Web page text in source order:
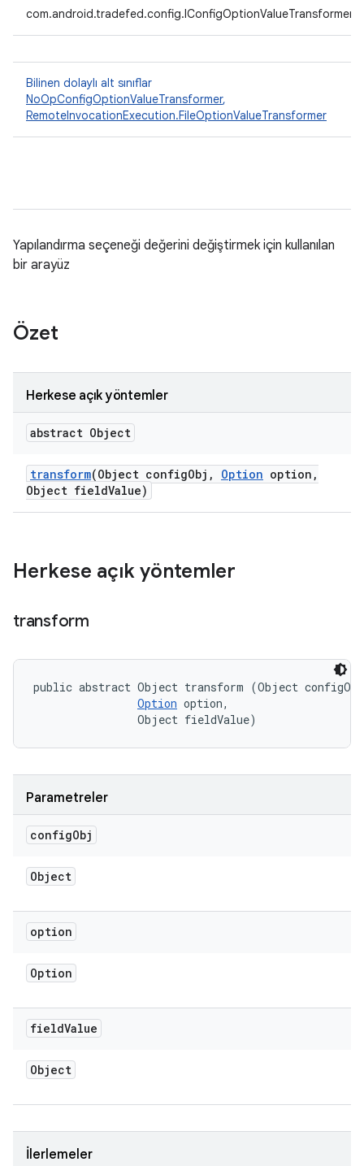
com.android.tradefed.config.IConfigOptionValueTransformer
Bilinen dolaylı alt sınıflar
NoOpConfigOptionValueTransformer,
RemoteInvocationExecution.FileOptionValueTransformer
Yapılandırma seçeneği değerini değiştirmek için kullanılan
bir arayüz
Özet
Herkese açık yöntemler
abstract Object
transform(Object configObj , Option option ,
Object fieldValue)
Herkese açık yöntemler
transform
public abstract Object transform (Object
Option option,
                Object fieldValue)
Parametreler
configObj
Object
option
Option
fieldValue
Object
İlerlemeler